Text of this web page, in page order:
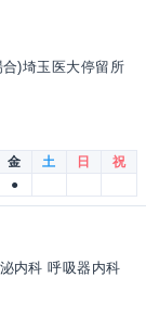
)埼玉医大停留所
金 土 日
祝
●
内科 呼吸器内科